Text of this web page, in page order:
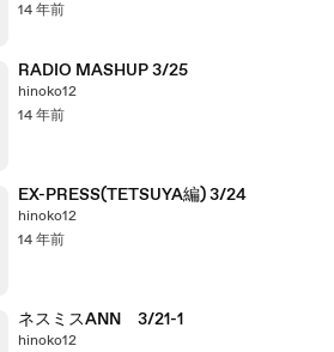
14 年前
RADIO MASHUP 3/25
hinoko12
14 年前
EX-PRESS(TETSUYA編) 3/24
hinoko12
14 年前
ネスミスANN 3/21-1
hinoko12